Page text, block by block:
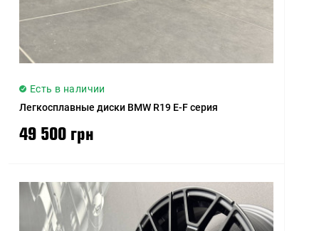
Есть в наличии
Легкосплавные диски BMW R19 E-F серия
49 500 грн